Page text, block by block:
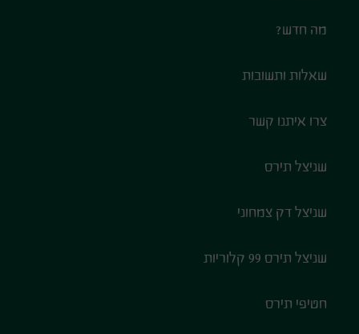
מה חדש?
שאלות ותשובות
צרו איתנו קשר
שניצל תירס
שניצל דק צמחוני
שניצל תירס 99 קלוריות
חטיפי תירס